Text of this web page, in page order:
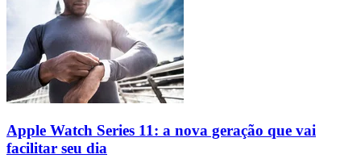
Apple Watch Series 11: a nova geração que vai
facilitar seu dia